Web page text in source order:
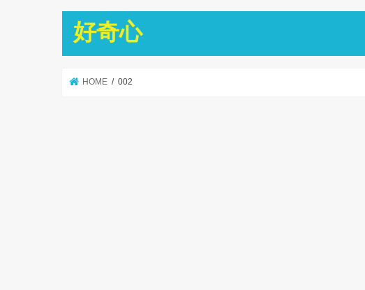
好奇心
HOME 002